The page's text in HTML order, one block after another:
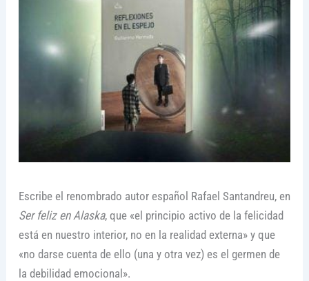
Escribe el renombrado autor español Rafael Santandreu, en
Ser feliz en Alaska, que «el principio activo de la felicidad
está en nuestro interior, no en la realidad externa» y que
«no darse cuenta de ello (una y otra vez) es el germen de
la debilidad emocional».